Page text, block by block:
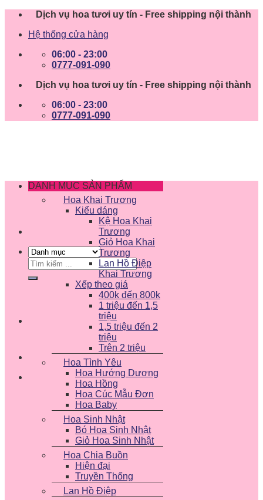
Skip
content
Dịch vụ hoa tươi uy tín - Free shipping nội thành
Hệ thống cửa hàng
06:00 - 23:00
0777-091-090
Dịch vụ hoa tươi uy tín - Free shipping nội thành
06:00 - 23:00
0777-091-090
Tìm
kiếm:
DANH MỤC SẢN PHẨM
Hoa Khai Trương
Kiểu dáng
Kệ Hoa Khai
Trương
Giỏ Hoa Khai
Trương
Lan Hồ Điệp
Khai Trương
Xếp theo giá
400k đến 800k
1 triệu đến 1,5
triệu
1,5 triệu đến 2
triệu
Trên 2 triệu
Hoa Tình Yêu
Hoa Hướng Dương
Hoa Hồng
Hoa Cúc Mẫu Đơn
Hoa Baby
Hoa Sinh Nhật
Bó Hoa Sinh Nhật
Giỏ Hoa Sinh Nhật
Hoa Chia Buồn
Hiện đại
Truyền Thống
Lan Hồ Điệp